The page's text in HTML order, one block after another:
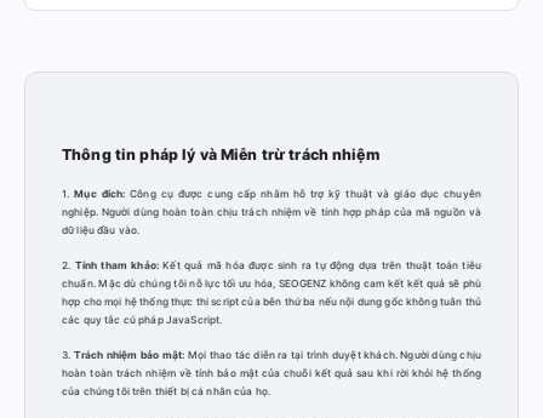
Thông tin pháp lý và Miễn trừ trách nhiệm
1.Mục đích: Công cụ được cung cấp nhằm hỗ trợ kỹ thuật và giáo dục chuyên
nghiệp. Người dùng hoàn toàn chịu trách nhiệm về tính hợp pháp của mã nguồn và
dữ liệu đầu vào.
2. Tính tham khảo: Kết quả mã hóa được sinh ra tự động dựa trên thuật toán tiêu
chuẩn. Mặc dù chúng tôi nỗ lực tối ưu hóa, SEOGENZ không cam kết kết quả sẽ phù
hợp cho mọi hệ thống thực thi script của bên thứ ba nếu nội dung gốc không tuân thủ
các quy tắc cú pháp JavaScript.
3. Trách nhiệm bảo mật: Mọi thao tác diễn ra tại trình duyệt khách. Người dùng chịu
hoàn toàn trách nhiệm về tính bảo mật của chuỗi kết quả sau khi rời khỏi hệ thống
của chúng tôi trên thiết bị cá nhân của họ.